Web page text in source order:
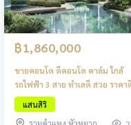
฿1,860,000
ขายคอนโด ดีคอนโด คาล์ม ใกล้
รถไฟฟ้า 3 สาย ทำเลดี สวย ราคา
แสนสิริ